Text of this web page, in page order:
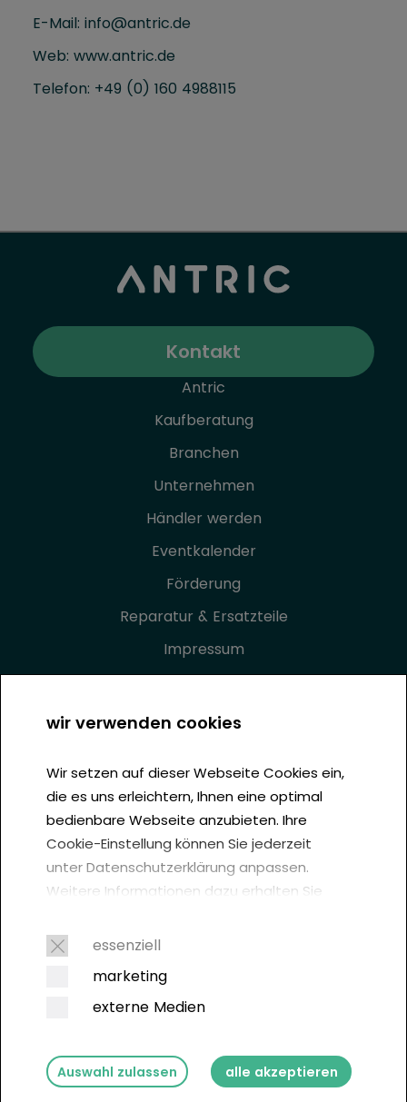
E-Mail: info@antric.de
Web: www.antric.de
Telefon: +49 (0) 160 4988115
Kontakt
Antric
Kaufberatung
Branchen
Unternehmen
Händler werden
Eventkalender
Förderung
Reparatur & Ersatzteile
Impressum
Datenschutz
AGB
Copyright © 2026
wir verwenden cookies
Wir setzen auf dieser Webseite Cookies ein,
die es uns erleichtern, Ihnen eine optimal
bedienbare Webseite anzubieten. Ihre
Cookie-Einstellung können Sie jederzeit
unter Datenschutzerklärung anpassen.
Weitere Informationen dazu erhalten Sie
empfiehlt in einem Urteil vom 1. Oktober
2019, von jedem Webseitenbesucher
Cookie-Einwilligungen einzuholen:
essenziell
marketing
externe Medien
Auswahl zulassen alle akzeptieren